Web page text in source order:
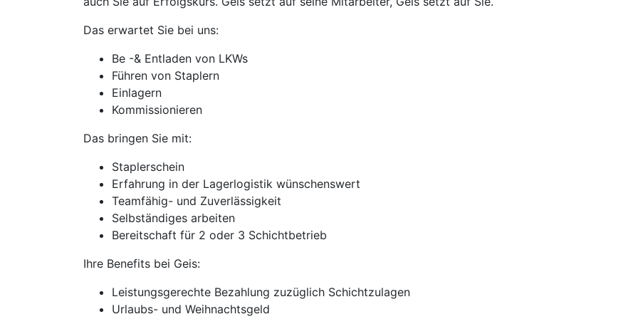
Das erwartet Sie bei uns:
Be -& Entladen von LKWs
Führen von Staplern
Einlagern
Kommissionieren
Das bringen Sie mit:
Staplerschein
Erfahrung in der Lagerlogistik wünschenswert
Teamfähig- und Zuverlässigkeit
Selbständiges arbeiten
Bereitschaft für 2 oder 3 Schichtbetrieb
Ihre Benefits bei Geis:
Leistungsgerechte Bezahlung zuzüglich Schichtzulagen
Urlaubs- und Weihnachtsgeld